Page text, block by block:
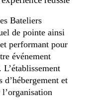
Bateliers
de pointe ainsi
performant pour
événement
d’hébergement et